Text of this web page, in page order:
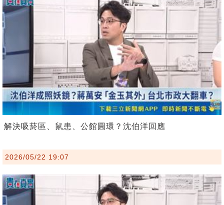
解決吸菸區、鼠患、公館圓環？沈伯洋回應
2026/05/22 19:07